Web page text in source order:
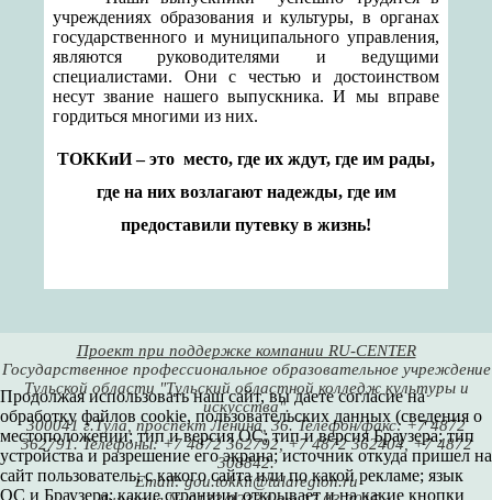
учреждениях образования и культуры, в органах
государственного и муниципального управления,
являются руководителями и ведущими
специалистами. Они с честью и достоинством
несут звание нашего выпускника. И мы вправе
гордиться многими из них.
ТОККиИ – это место, где их ждут, где им рады,
где на них возлагают надежды, где им
предоставили путевку в жизнь!
Проект при поддержке компании RU-CENTER
Государственное профессиональное образовательное учреждение
Тульской области "Тульский областной колледж культуры и
искусства".
300041 г.Тула, проспект Ленина, 36. Телефон/факс: +7 4872
362791. Телефоны: +7 4872 362792, +7 4872 362404, +7 4872
308842.
Email: gou.tokkii@tularegion.ru
Продолжая использовать наш сайт, вы даете согласие на
обработку файлов cookie, пользовательских данных (сведения о
местоположении; тип и версия ОС; тип и версия Браузера; тип
устройства и разрешение его экрана; источник откуда пришел на
сайт пользователь; с какого сайта или по какой рекламе; язык
ОС и Браузера; какие страницы открывает и на какие кнопки